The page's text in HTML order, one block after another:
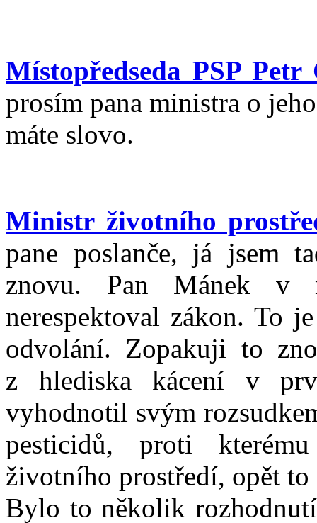
Místopředseda PSP Petr
prosím pana ministra o
máte slovo.
Ministr životního
pane poslanče, já jsem
znovu. Pan Mánek v
nerespektoval zákon. To
odvolání. Zopakuji to
z hlediska kácení v
vyhodnotil svým
pesticidů, proti
životního prostředí, opět
Bylo to několik